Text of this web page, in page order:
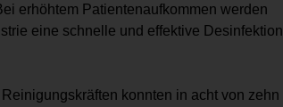
erhöhtem Patientenaufkommen werden
eine schnelle und effektive Desinfektion
konnten in acht von zehn